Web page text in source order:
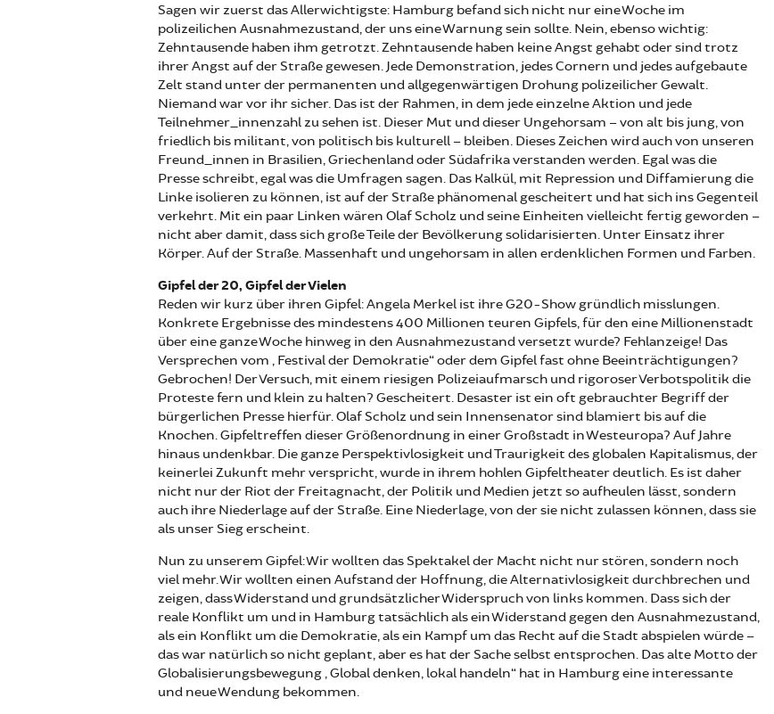
Sagen wir zuerst das Allerwichtigste: Hamburg befand sich nicht nur eine Woche im
polizeilichen Ausnahmezustand, der uns eine Warnung sein sollte. Nein, ebenso wichtig:
Zehntausende haben ihm getrotzt. Zehntausende haben keine Angst gehabt oder sind trotz
ihrer Angst auf der Straße gewesen. Jede Demonstration, jedes Cornern und jedes aufgebaute
Zelt stand unter der permanenten und allgegenwärtigen Drohung polizeilicher Gewalt.
Niemand war vor ihr sicher. Das ist der Rahmen, in dem jede einzelne Aktion und jede
Teilnehmer_innenzahl zu sehen ist. Dieser Mut und dieser Ungehorsam – von alt bis jung, von
friedlich bis militant, von politisch bis kulturell – bleiben. Dieses Zeichen wird auch von unseren
Freund_innen in Brasilien, Griechenland oder Südafrika verstanden werden. Egal was die
Presse schreibt, egal was die Umfragen sagen. Das Kalkül, mit Repression und Diffamierung die
Linke isolieren zu können, ist auf der Straße phänomenal gescheitert und hat sich ins Gegenteil
verkehrt. Mit ein paar Linken wären Olaf Scholz und seine Einheiten vielleicht fertig geworden –
nicht aber damit, dass sich große Teile der Bevölkerung solidarisierten. Unter Einsatz ihrer
Körper. Auf der Straße. Massenhaft und ungehorsam in allen erdenklichen Formen und Farben.
Gipfel der 20, Gipfel der Vielen
Reden wir kurz über ihren Gipfel: Angela Merkel ist ihre G20-Show gründlich misslungen.
Konkrete Ergebnisse des mindestens 400 Millionen teuren Gipfels, für den eine Millionenstadt
über eine ganze Woche hinweg in den Ausnahmezustand versetzt wurde? Fehlanzeige! Das
Versprechen vom „Festival der Demokratie“ oder dem Gipfel fast ohne Beeinträchtigungen?
Gebrochen! Der Versuch, mit einem riesigen Polizeiaufmarsch und rigoroser Verbotspolitik die
Proteste fern und klein zu halten? Gescheitert. Desaster ist ein oft gebrauchter Begriff der
bürgerlichen Presse hierfür. Olaf Scholz und sein Innensenator sind blamiert bis auf die
Knochen. Gipfeltreffen dieser Größenordnung in einer Großstadt in Westeuropa? Auf Jahre
hinaus undenkbar. Die ganze Perspektivlosigkeit und Traurigkeit des globalen Kapitalismus, der
keinerlei Zukunft mehr verspricht, wurde in ihrem hohlen Gipfeltheater deutlich. Es ist daher
nicht nur der Riot der Freitagnacht, der Politik und Medien jetzt so aufheulen lässt, sondern
auch ihre Niederlage auf der Straße. Eine Niederlage, von der sie nicht zulassen können, dass sie
als unser Sieg erscheint.
Nun zu unserem Gipfel: Wir wollten das Spektakel der Macht nicht nur stören, sondern noch
viel mehr. Wir wollten einen Aufstand der Hoffnung, die Alternativlosigkeit durchbrechen und
zeigen, dass Widerstand und grundsätzlicher Widerspruch von links kommen. Dass sich der
reale Konflikt um und in Hamburg tatsächlich als ein Widerstand gegen den Ausnahmezustand,
als ein Konflikt um die Demokratie, als ein Kampf um das Recht auf die Stadt abspielen würde –
das war natürlich so nicht geplant, aber es hat der Sache selbst entsprochen. Das alte Motto der
Globalisierungsbewegung „Global denken, lokal handeln“ hat in Hamburg eine interessante
und neue Wendung bekommen.